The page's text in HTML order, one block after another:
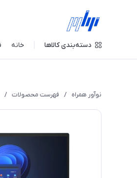
دسته‌بندی کالاها خانه
نوآور همراه / فهرست محصولات /